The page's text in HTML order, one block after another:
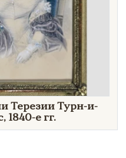
Терезии Турн-и-
1840-е гг.